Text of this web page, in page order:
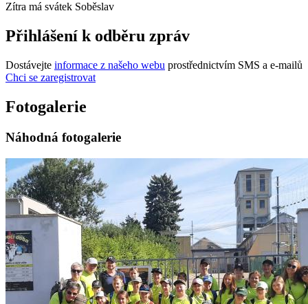
Zítra má svátek Soběslav
Přihlášení k odběru zpráv
Dostávejte informace z našeho webu prostřednictvím SMS a e-mailů
Chci se zaregistrovat
Fotogalerie
Náhodná fotogalerie